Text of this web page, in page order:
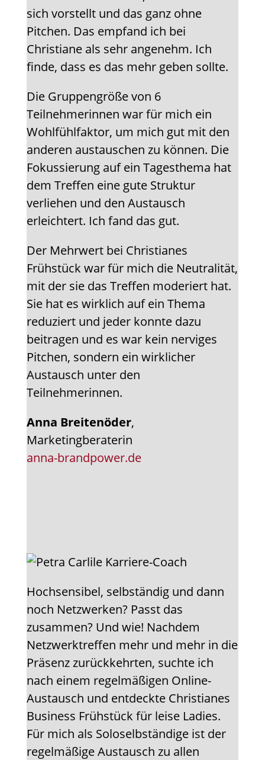
sich vorstellt und das ganz ohne
Pitchen. Das empfand ich bei
Christiane als sehr angenehm. Ich
finde, dass es das mehr geben sollte.
Die Gruppengröße von 6
Teilnehmerinnen war für mich ein
Wohlfühlfaktor, um mich gut mit den
anderen austauschen zu können. Die
Fokussierung auf ein Tagesthema hat
dem Treffen eine gute Struktur
verliehen und den Austausch
erleichtert. Ich fand das gut.
Der Mehrwert bei Christianes
Frühstück war für mich die Neutralität,
mit der sie das Treffen moderiert hat.
Sie hat es wirklich auf ein Thema
reduziert und jeder konnte dazu
beitragen und es war kein nerviges
Pitchen, sondern ein wirklicher
Austausch unter den
Teilnehmerinnen.
Anna Breitenöder,
Marketingberaterin
anna-brandpower.de
Hochsensibel, selbständig und dann
noch Netzwerken? Passt das
zusammen? Und wie! Nachdem
Netzwerktreffen mehr und mehr in die
Präsenz zurückkehrten, suchte ich
nach einem regelmäßigen Online-
Austausch und entdeckte Christianes
Business Frühstück für leise Ladies.
Für mich als Soloselbständige ist der
regelmäßige Austausch zu allen